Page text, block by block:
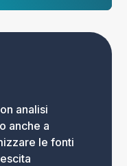
analisi
anche a
le fonti